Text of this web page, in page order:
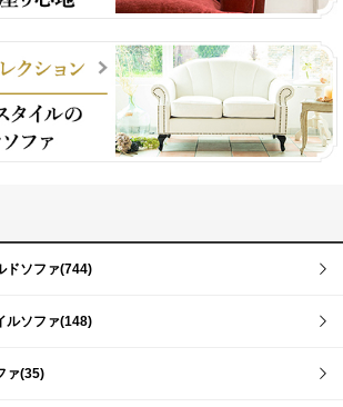
ドソファ(744)
ルソファ(148)
ァ(35)